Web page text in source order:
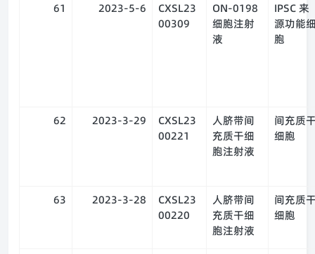
61 2023-5-6
CXSL23
00309
ON-0198
细胞注射
液
IPSC 来
源功能
胞
62 2023-3-29
CXSL23
00221
人脐带间
充质干细
胞注射液
间充质
细胞
63 2023-3-28
CXSL23
00220
人脐带间
充质干细
胞注射液
间充质
细胞